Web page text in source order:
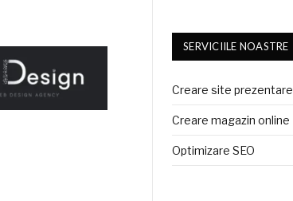
SERVICIILE NOASTRE
Creare site prezentare
Creare magazin online
Optimizare SEO